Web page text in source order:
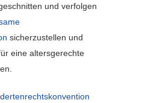
und verfolgen
sicherzustellen und
eine altersgerechte